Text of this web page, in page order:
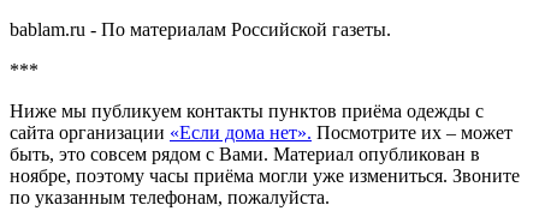
bablam.ru - По материалам Российской газеты.
***
Ниже мы публикуем контакты пунктов приёма одежды с
сайта организации «Если дома нет». Посмотрите их – может
быть, это совсем рядом с Вами. Материал опубликован в
ноябре, поэтому часы приёма могли уже измениться. Звоните
по указанным телефонам, пожалуйста.